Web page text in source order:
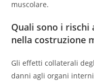
muscolare.
Quali sono i rischi
nella costruzione
Gli effetti collaterali
danni agli organi